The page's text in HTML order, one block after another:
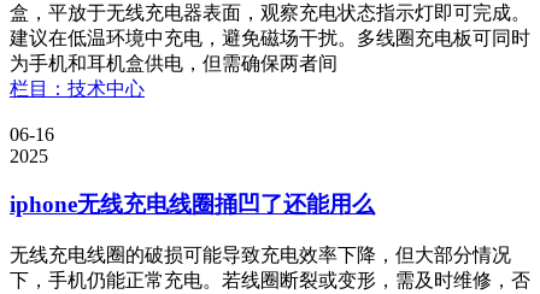
盒，平放于无线充电器表面，观察充电状态指示灯即可完成。
建议在低温环境中充电，避免磁场干扰。多线圈充电板可同时
为手机和耳机盒供电，但需确保两者间
栏目：技术中心
06-16
2025
iphone无线充电线圈捅凹了还能用么
无线充电线圈的破损可能导致充电效率下降，但大部分情况
下，手机仍能正常充电。若线圈断裂或变形，需及时维修，否